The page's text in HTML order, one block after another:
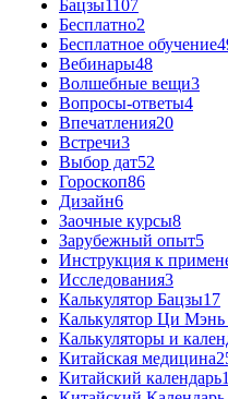
Бацзы1107
Бесплатно2
Бесплатное обучение
Вебинары48
Волшебные вещи3
Вопросы-ответы4
Впечатления20
Встречи3
Выбор дат52
Гороскоп86
Дизайн6
Заочные курсы8
Зарубежный опыт5
Инструкция к
Исследования3
Калькулятор Бацзы17
Калькулятор Ци
Калькуляторы и
Китайская медицина
Китайский календарь1